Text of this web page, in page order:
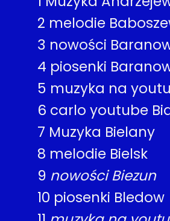
2 melodie
3 nowości
4 piosenki
5 muzyka na
6 carlo youtube
7 Muzyka Bielany
8 melodie Bielsk
9 nowości Biezun
10 piosenki Bledow